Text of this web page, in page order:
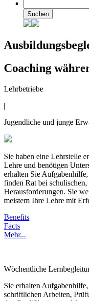
Suchen
Coaching
Lehrbetriebe
|
Jugendliche und junge
Sie haben eine Lehrstelle
Lehre und benötigen
erhalten Sie
finden Rat bei
Herausforderungen. Sie
meistern Ihre Lehre mit
Benefits
Facts
Mehr...
Wöchentliche
Sie erhalten
schriftlichen Arbeiten,